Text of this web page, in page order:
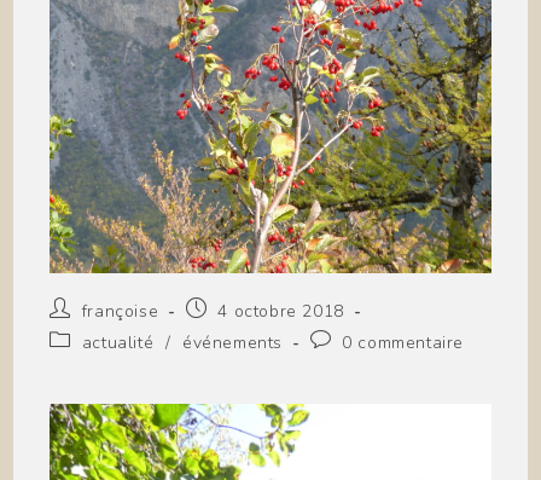
Auteur/autrice
de
la
françoise
Publication
publiée :
4 octobre 2018
Postactualité / événements
Commentaires
publication :
0 commentaire